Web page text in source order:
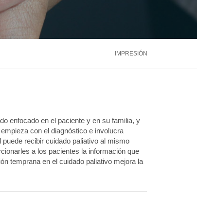
IMPRESIÓN
enfocado en el paciente y en su familia, y
con el diagnóstico e involucra
recibir cuidado paliativo al mismo
a los pacientes la información que
temprana en el cuidado paliativo mejora la